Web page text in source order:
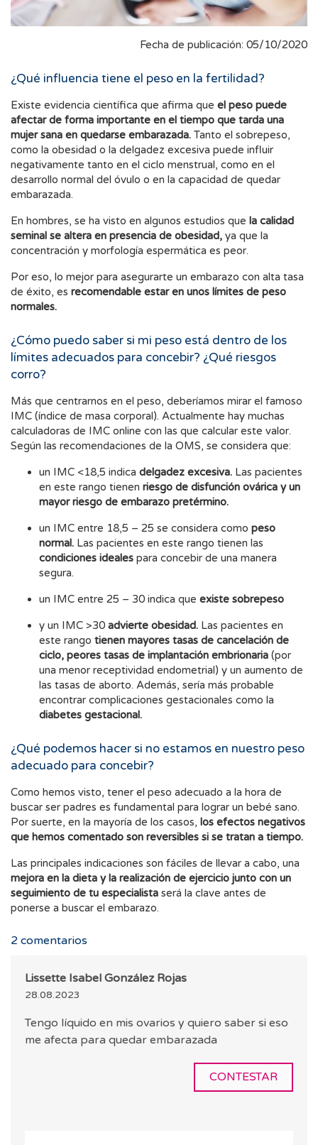
Fecha de publicación: 05/10/2020
¿Qué influencia tiene el peso en la fertilidad?
Existe evidencia científica que afirma que el peso puede
afectar de forma importante en el tiempo que tarda una
mujer sana en quedarse embarazada. Tanto el sobrepeso,
como la obesidad o la delgadez excesiva puede influir
negativamente tanto en el ciclo menstrual, como en el
desarrollo normal del óvulo o en la capacidad de quedar
embarazada.
En hombres, se ha visto en algunos estudios que la calidad
seminal se altera en presencia de obesidad, ya que la
concentración y morfología espermática es peor.
Por eso, lo mejor para asegurarte un embarazo con alta tasa
de éxito, es recomendable estar en unos límites de peso
normales.
¿Cómo puedo saber si mi peso está dentro de los
límites adecuados para concebir? ¿Qué riesgos
corro?
Más que centrarnos en el peso, deberíamos mirar el famoso
IMC (índice de masa corporal). Actualmente hay muchas
calculadoras de IMC online con las que calcular este valor.
Según las recomendaciones de la OMS, se considera que:
un IMC <18,5 indica delgadez excesiva. Las pacientes
en este rango tienen riesgo de disfunción ovárica y un
mayor riesgo de embarazo pretérmino.
un IMC entre 18,5 – 25 se considera como peso
normal. Las pacientes en este rango tienen las
condiciones ideales para concebir de una manera
segura.
un IMC entre 25 – 30 indica que existe sobrepeso
y un IMC >30 advierte obesidad. Las pacientes en
este rango tienen mayores tasas de cancelación de
ciclo, peores tasas de implantación embrionaria (por
una menor receptividad endometrial) y un aumento de
las tasas de aborto. Además, sería más probable
encontrar complicaciones gestacionales como la
diabetes gestacional.
¿Qué podemos hacer si no estamos en nuestro peso
adecuado para concebir?
Como hemos visto, tener el peso adecuado a la hora de
buscar ser padres es fundamental para lograr un bebé sano.
Por suerte, en la mayoría de los casos, los efectos negativos
que hemos comentado son reversibles si se tratan a tiempo.
Las principales indicaciones son fáciles de llevar a cabo, una
mejora en la dieta y la realización de ejercicio junto con un
seguimiento de tu especialista será la clave antes de
ponerse a buscar el embarazo.
2 comentarios
Lissette Isabel González Rojas
28.08.2023
Tengo líquido en mis ovarios y quiero saber si eso
me afecta para quedar embarazada
CONTESTAR